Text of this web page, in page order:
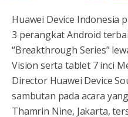
Huawei Device Indonesia
3 perangkat Android
“Breakthrough Series”
Vision serta tablet 7 inci
Director Huawei Device
sambutan pada acara
Thamrin Nine, Jakarta,